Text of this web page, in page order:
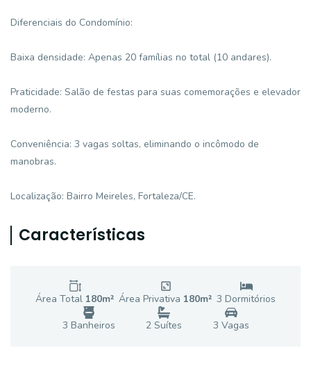
Diferenciais do Condomínio:
Baixa densidade: Apenas 20 famílias no total (10 andares).
Praticidade: Salão de festas para suas comemorações e elevador
moderno.
Conveniência: 3 vagas soltas, eliminando o incômodo de
manobras.
Localização: Bairro Meireles, Fortaleza/CE.
Características
Área Total 180m² Área Privativa 180m² 3 Dormitórios
3 Banheiros 2 Suítes 3 Vagas